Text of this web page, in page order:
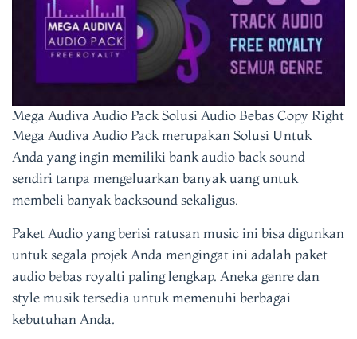
Mega Audiva Audio Pack Solusi Audio Bebas Copy Right
Mega Audiva Audio Pack merupakan Solusi Untuk
Anda yang ingin memiliki bank audio back sound
sendiri tanpa mengeluarkan banyak uang untuk
membeli banyak backsound sekaligus.
Paket Audio yang berisi ratusan music ini bisa digunkan
untuk segala projek Anda mengingat ini adalah paket
audio bebas royalti paling lengkap. Aneka genre dan
style musik tersedia untuk memenuhi berbagai
kebutuhan Anda.